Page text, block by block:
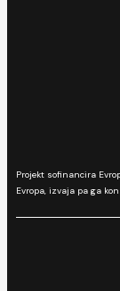
Projekt sofinancira
Evropa, izvaja pa ga